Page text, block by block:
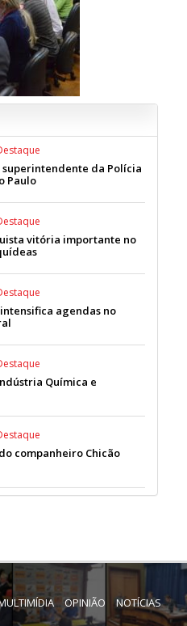
superintendente da Polícia
Paulo
vitória importante no
agendas no
Química e
companheiro Chicão
OPINIÃO
NOTÍCIAS